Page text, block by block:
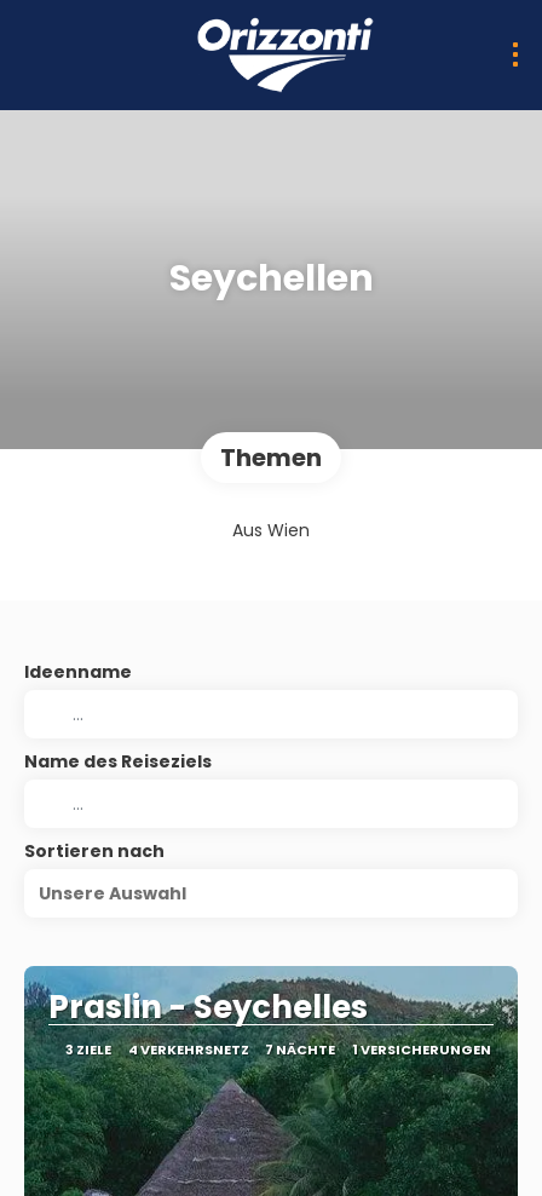
Seychellen
Themen
Aus Wien
Ideenname
Name des Reiseziels
Sortieren nach
Unsere Auswahl
Praslin - Seychelles
3 ZIELE 4 VERKEHRSNETZ 7 NÄCHTE 1 VERSICHERUNGEN